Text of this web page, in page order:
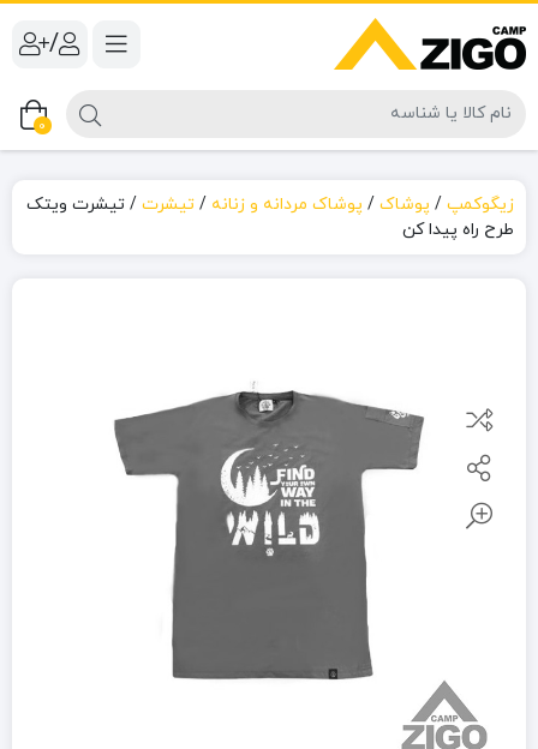
/
0
زیگوکمپ / پوشاک / پوشاک مردانه و زنانه / تیشرت / تیشرت ویتک
طرح راه پیدا کن